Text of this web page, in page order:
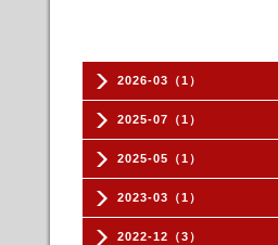
2026-03（1）
2025-07（1）
2025-05（1）
2023-03（1）
2022-12（3）